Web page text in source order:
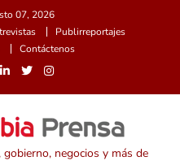
07, 2026
Publirreportajes
Contáctenos
negocios y más de